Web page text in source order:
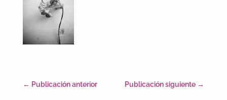
← Publicación anterior Publicación siguiente →